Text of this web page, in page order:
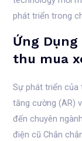
phát triển trong
Ứng
thu mua
Sự phát triển của
tăng cường (AR)
đến chuyên
điện cũ Chắn